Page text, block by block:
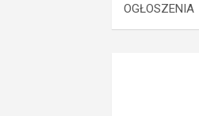
OGŁOSZENIA